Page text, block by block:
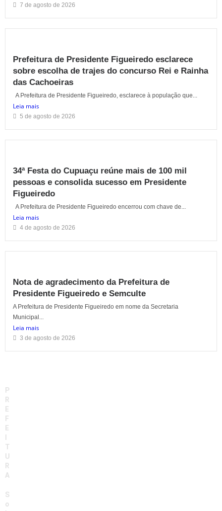
7 de agosto de 2026
Prefeitura de Presidente Figueiredo esclarece
sobre escolha de trajes do concurso Rei e Rainha
das Cachoeiras
A Prefeitura de Presidente Figueiredo, esclarece à população que...
Leia mais
5 de agosto de 2026
34ª Festa do Cupuaçu reúne mais de 100 mil
pessoas e consolida sucesso em Presidente
Figueiredo
A Prefeitura de Presidente Figueiredo encerrou com chave de...
Leia mais
4 de agosto de 2026
Nota de agradecimento da Prefeitura de
Presidente Figueiredo e Semculte
A Prefeitura de Presidente Figueiredo em nome da Secretaria
Municipal...
Leia mais
3 de agosto de 2026
P
R
E
F
E
T
U
R
A
S
o